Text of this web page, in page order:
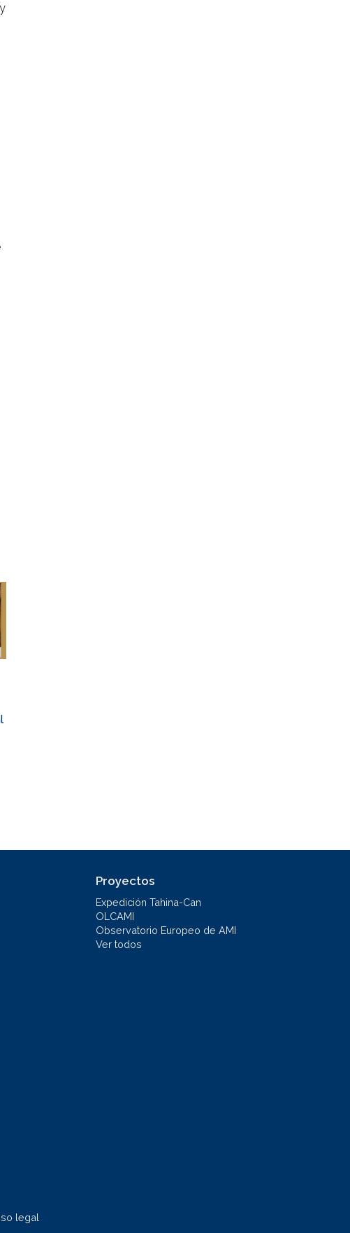
Proyectos
Expedición Tahina-Can
OLCAMI
Observatorio Europeo de AMI
Ver todos
legal